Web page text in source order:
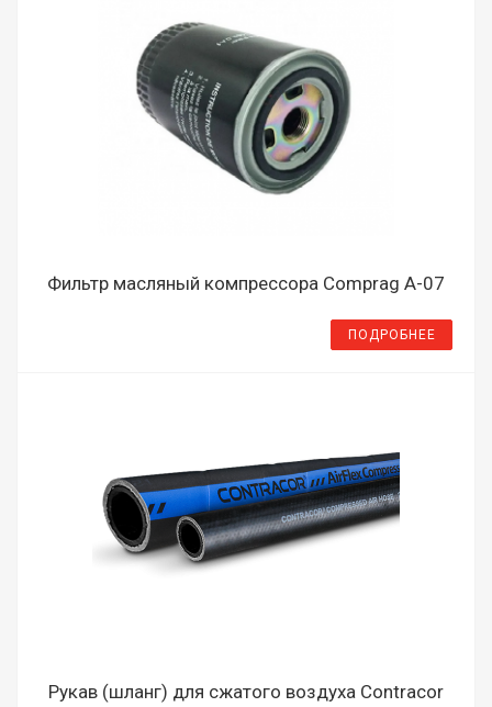
Фильтр масляный компрессора Comprag A-07
ПОДРОБНЕЕ
Рукав (шланг) для сжатого воздуха Contracor